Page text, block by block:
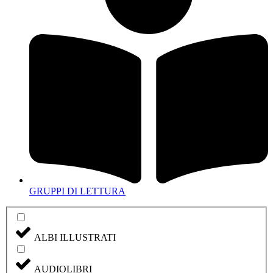
GRUPPI DI LETTURA
ALBI ILLUSTRATI
AUDIOLIBRI